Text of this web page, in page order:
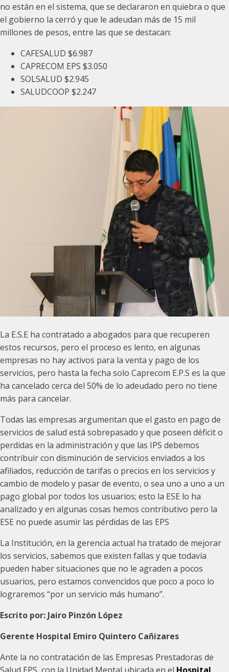
no están en el sistema, que se declararon en quiebra o que
el gobierno la cerró y que le adeudan más de 15 mil
millones de pesos, entre las que se destacan:
CAFESALUD $6.987
CAPRECOM EPS $3.050
SOLSALUD $2.945
SALUDCOOP $2.247
La E.S.E ha contratado a abogados para que recuperen
estos recursos, pero el proceso es lento, en algunas
empresas no hay activos para la venta y pago de los
servicios, pero hasta la fecha solo Caprecom E.P.S es la que
ha cancelado cerca del 50% de lo adeudado pero no tiene
más para cancelar.
Todas las empresas argumentan que el gasto en pago de
servicios de salud está sobrepasado y que poseen déficit o
perdidas en la administración y que las IPS debemos
contribuir con disminución de servicios enviados a los
afiliados, reducción de tarifas o precios en los servicios y
cambio de modelo y pasar de evento, o sea uno a uno a un
pago global por todos los usuarios; esto la ESE lo ha
analizado y en algunas cosas hemos contributivo pero la
ESE no puede asumir las pérdidas de las EPS
La Institución, en la gerencia actual ha tratado de mejorar
los servicios, sabemos que existen fallas y que todavía
pueden haber situaciones que no le agraden a pocos
usuarios, pero estamos convencidos que poco a poco lo
lograremos “por un servicio más humano”.
Escrito por: Jairo Pinzón López
Gerente Hospital Emiro Quintero Cañizares
Ante la no contratación de las Empresas Prestadoras de